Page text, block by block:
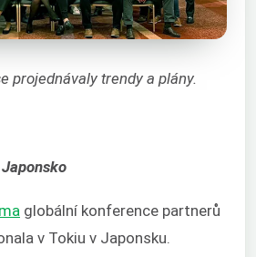
projednávaly trendy a plány.
globální konference partnerů
v Tokiu v Japonsku.